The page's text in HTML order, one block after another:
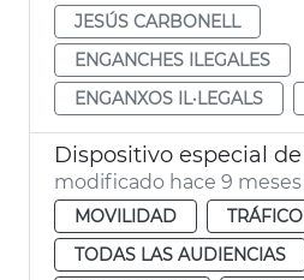
JESÚS CARBONELL
ENGANCHES ILEGALES
ENGANXOS IL·LEGALS
modificado hace 9 meses
MOVILIDAD
TRÁFICO
TODAS LAS AUDIENCIAS